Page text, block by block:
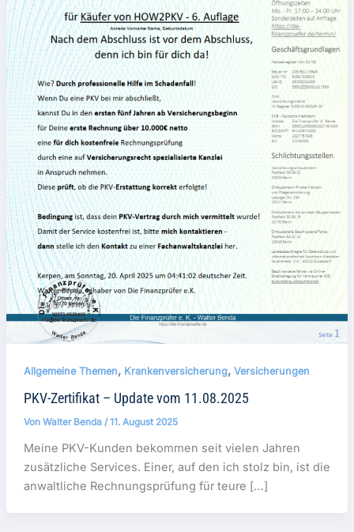
Allgemeine Themen, Krankenversicherung, Versicherungen
PKV-Zertifikat – Update vom 11.08.2025
Von Walter Benda /11. August 2025
Meine PKV-Kunden bekommen seit vielen Jahren
zusätzliche Services. Einer, auf den ich stolz bin, ist die
anwaltliche Rechnungsprüfung für teure […]